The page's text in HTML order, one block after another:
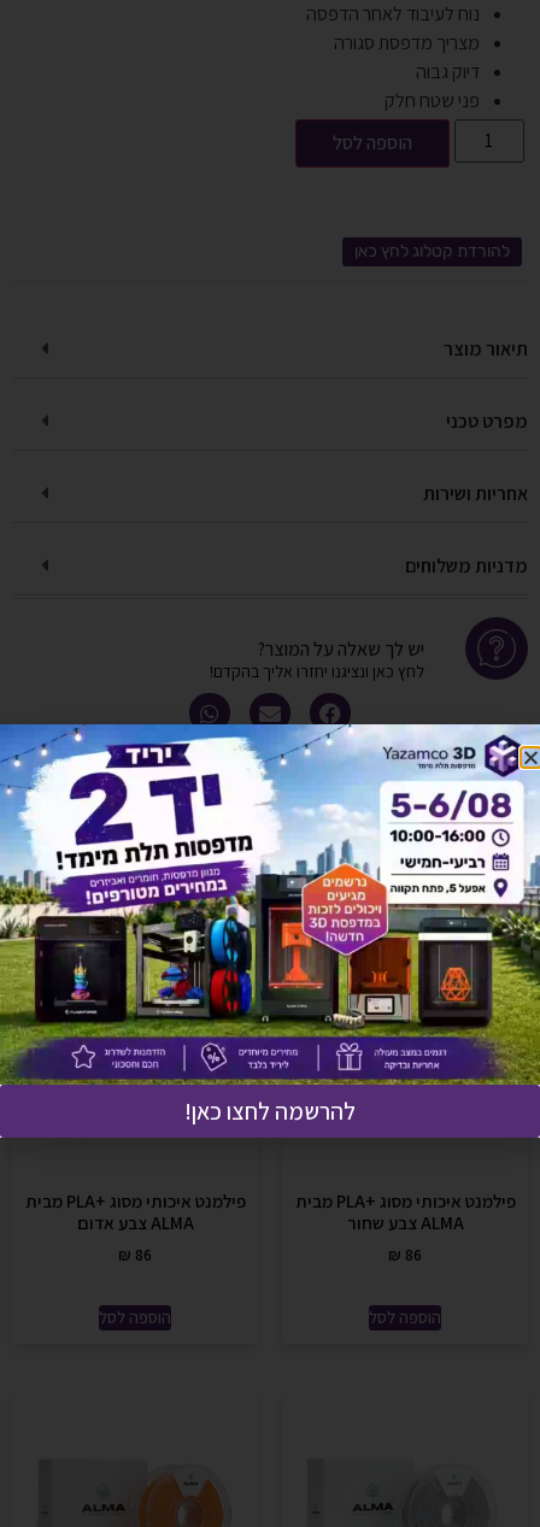
נוח לעיבוד לאחר הדפסה
מצריך מדפסת סגורה
דיוק גבוה
פני שטח חלק
הוספה לסל
להורדת קטלוג לחץ כאן
תיאור מוצר
מפרט טכני
אחריות ושירות
מדניות משלוחים
יש לך שאלה על המוצר?
לחץ כאן ונציגנו יחזרו אליך בהקדם!
אולי יעניין אותך גם
פילמנט איכותי מסוג +PLA מבית
ALMA צבע שחור
₪ 86
הוספה לסל
פילמנט איכותי מסוג +PLA מבית
ALMA צבע אדום
₪ 86
הוספה לסל
להרשמה לחצו כאן!